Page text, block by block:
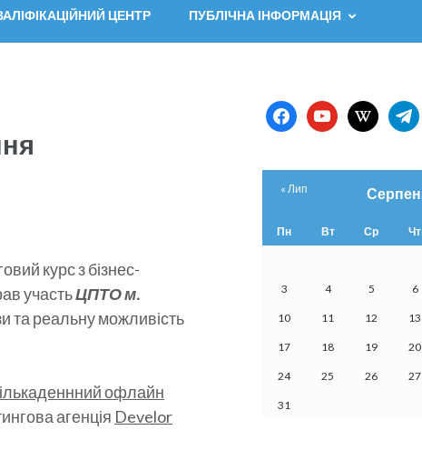
ЦЕНТР ПУБЛІЧНА ІНФОРМАЦІЯ
курс з бізнес-
участьЦПТО м.
та реальну можливість
офлайн
агенція Develor
facebookyoutubewikipedia
Пн Вт Ср Чт
3 4 5 6
10 11 12 13
17 18 19 20
24 25 26 27
31
« Лип